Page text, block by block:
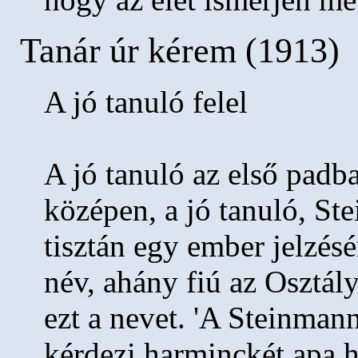
Tanár úr kérem (1913)
A jó tanuló felel
A jó tanuló az első
középen, a jó tanuló,
tisztán egy ember
név, ahány fiú az
ezt a nevet. 'A